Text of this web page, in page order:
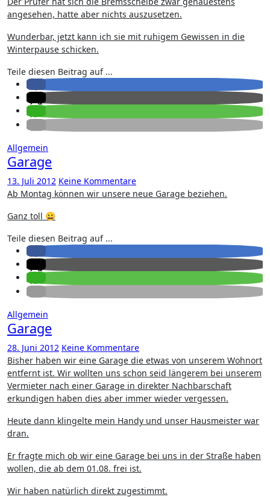
angesehen, hatte aber nichts auszusetzen.
Wunderbar, jetzt kann ich sie mit ruhigem Gewissen in die
Winterpause schicken.
Teile diesen Beitrag auf ...
Allgemein
Garage
13. Juli 2012 Keine Kommentare
Ab Montag können wir unsere neue Garage beziehen.
Ganz toll 😀
Teile diesen Beitrag auf ...
Allgemein
Garage
28. Juni 2012 Keine Kommentare
Bisher haben wir eine Garage die etwas von unserem Wohnort
entfernt ist. Wir wollten uns schon seid längerem bei unserem
Vermieter nach einer Garage in direkter Nachbarschaft
erkundigen haben dies aber immer wieder vergessen.
Heute dann klingelte mein Handy und unser Hausmeister war
dran.
Er fragte mich ob wir eine Garage bei uns in der Straße haben
wollen, die ab dem 01.08. frei ist.
Wir haben natürlich direkt zugestimmt.